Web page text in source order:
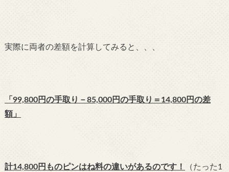
実際に両者の差額を計算してみると、、、
「99,800円の手取り－85,000円の手取り＝14,800円の差
額」
計14,800円ものピンはね料の違いがあるのです！
（たった1